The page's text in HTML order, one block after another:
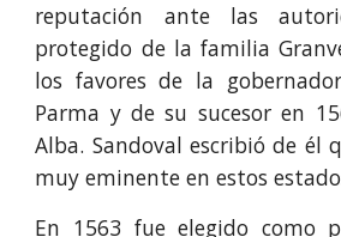
reputación ante las
protegido de la familia
los favores de la
Parma y de su sucesor en
Alba. Sandoval escribió de él
muy eminente en estos
En 1563 fue elegido como